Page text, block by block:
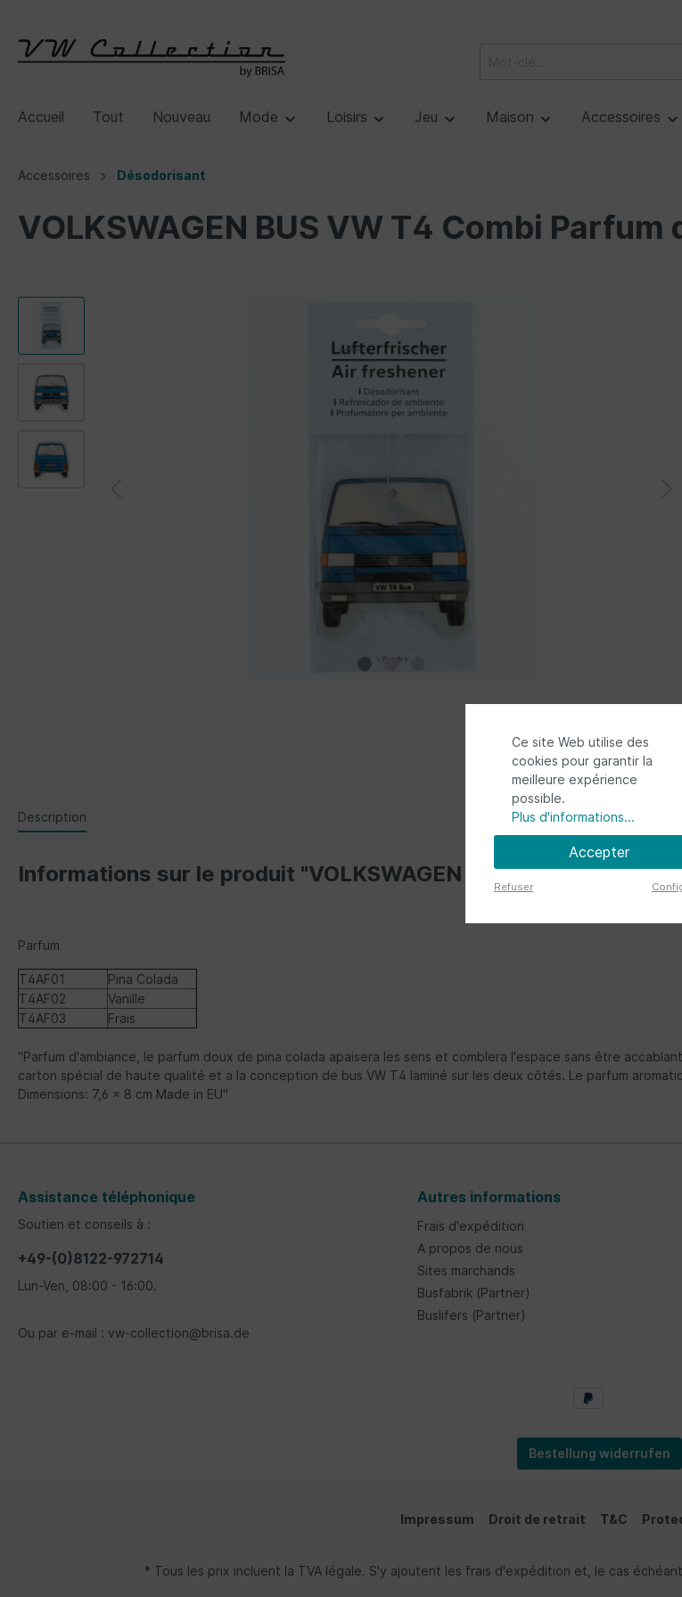
Accueil Tout Nouveau Mode Loisirs Jeu Maison Accessoires
Accessoires Désodorisant
VOLKSWAGEN BUS VW T4 Combi
Description
Informations sur le produit "VOLKSWAGEN BUS VW T4 Combi
Parfum
T4AF01
Pina Colada
T4AF02
Vanille
T4AF03
Frais
"Parfum d'ambiance, le parfum doux de pina colada apaisera les sens et comblera l'espace sans être
carton spécial de haute qualité et a la conception de bus VW T4 laminé sur les deux côtés. Le parfum
Dimensions: 7,6 x 8 cm Made in EU"
Assistance téléphonique
Soutien et conseils à :
+49-(0)8122-972714
Lun-Ven, 08:00 - 16:00.
Ou par e-mail : vw-collection@brisa.de
Autres informations
Frais d'expédition
A propos de nous
Sites marchands
Busfabrik (Partner)
Buslifers (Partner)
Bestellung widerrufen
Impressum Droit de retrait T&C
* Tous les prix incluent la TVA légale. S'y ajoutent les frais d'expédition et, le cas
Ce site Web utilise des
cookies pour garantir la
meilleure expérience
possible.
Plus d'informations...
Accepter
Refuser